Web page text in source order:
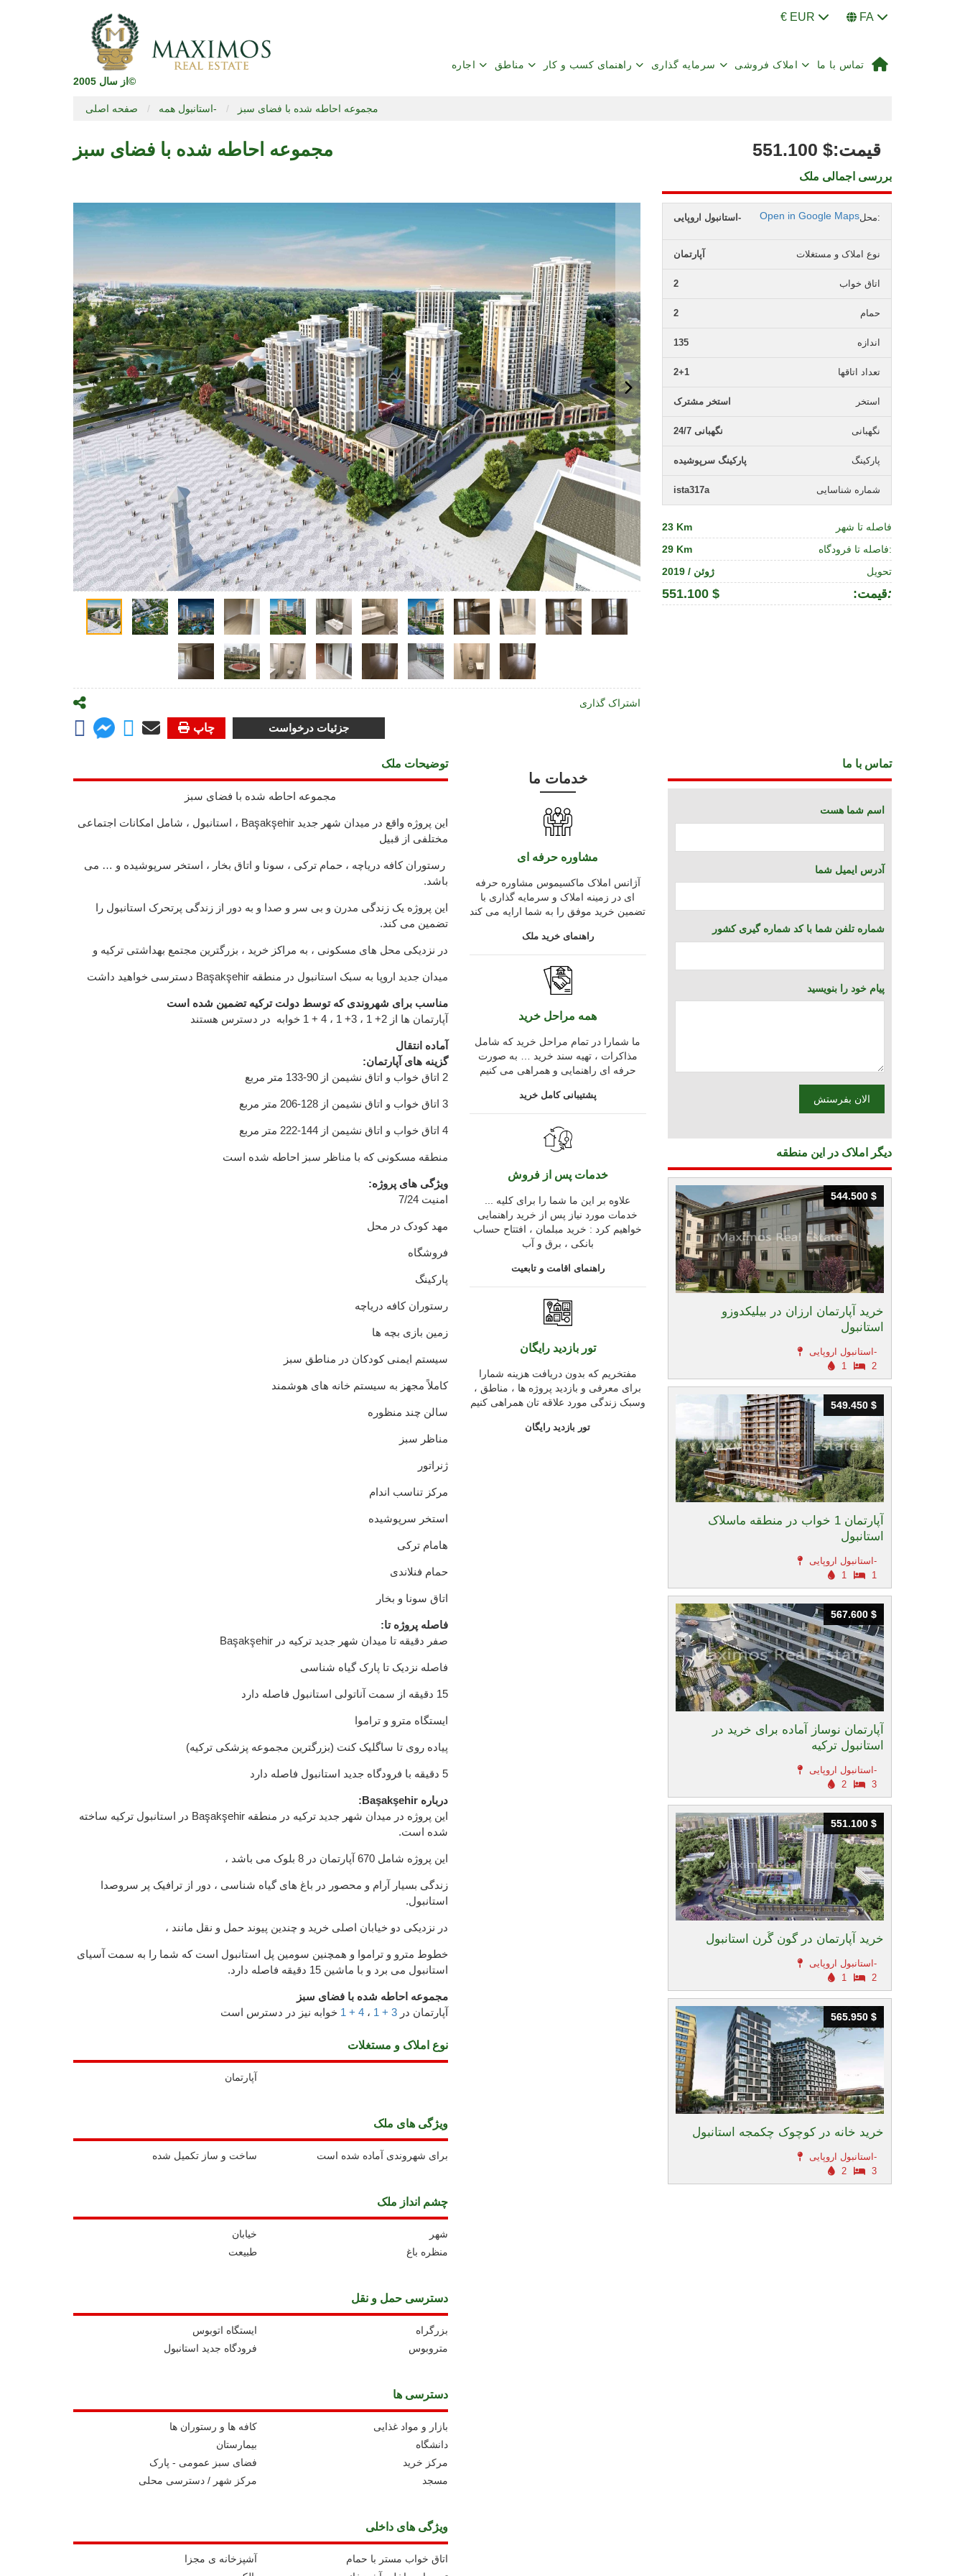
€ EUR FA
از سال 2005©
اجاره مناطق راهنمای کسب و کار سرمایه گذاری املاک فروشی تماس با ما
صفحه اصلی استانبول همه- مجموعه احاطه شده با فضای سبز
مجموعه احاطه شده با فضای سبز :قیمت 551.100 $
اشتراک گذاری
چاپ جزئیات درخواست
بررسی اجمالی ملک
محل: استانبول اروپایی- Open in Google Maps
نوع املاک و مستغلات آپارتمان
اتاق خواب 2
حمام 2
اندازه 135
تعداد اتاقها 2+1
استخر استخر مشترک
نگهبانی نگهبانی 24/7
پارکینگ پارکینگ سرپوشیده
شماره شناسایی ista317a
فاصله تا شهر
23 Km
فاصله تا فرودگاه:
29 Km
تحویل
ژوئن / 2019
:قیمت:
551.100 $
توضیحات ملک
مجموعه احاطه شده با فضای سبز
این پروژه واقع در میدان شهر جدید Başakşehir ، استانبول ، شامل امکانات اجتماعی
مختلفی از قبیل
رستوران کافه دریاچه ، حمام ترکی ، سونا و اتاق بخار ، استخر سرپوشیده و … می
باشد.
این پروژه یک زندگی مدرن و بی سر و صدا و به دور از زندگی پرتحرک استانبول را
تضمین می کند.
در نزدیکی محل های مسکونی ، به مراکز خرید ، بزرگترین مجتمع بهداشتی ترکیه و
میدان جدید اروپا به سبک استانبول در منطقه Başakşehir دسترسی خواهید داشت
مناسب برای شهروندی که توسط دولت ترکیه تضمین شده است
آپارتمان ها از 2+ 1 ، 3+ 1 ، 4 + 1 خوابه در دسترس هستند
آماده انتقال
گزینه های آپارتمان:
2 اتاق خواب و اتاق نشیمن از 90-133 متر مربع
3 اتاق خواب و اتاق نشیمن از 128-206 متر مربع
4 اتاق خواب و اتاق نشیمن از 144-222 متر مربع
منطقه مسکونی که با مناظر سبز احاطه شده است
ویژگی های پروژه:
امنیت 7/24
مهد کودک در محل
فروشگاه
پارکینگ
رستوران کافه دریاچه
زمین بازی بچه ها
سیستم ایمنی کودکان در مناطق سبز
کاملاً مجهز به سیستم خانه های هوشمند
سالن چند منظوره
مناظر سبز
ژنراتور
مرکز تناسب اندام
استخر سرپوشیده
هامام ترکی
حمام فنلاندی
اتاق سونا و بخار
فاصله پروژه تا:
صفر دقیقه تا میدان شهر جدید ترکیه در Başakşehir
فاصله نزدیک تا پارک گیاه شناسی
15 دقیقه از سمت آناتولی استانبول فاصله دارد
ایستگاه مترو و تراموا
پیاده روی تا ساگلیک کنت (بزرگترین مجموعه پزشکی ترکیه)
5 دقیقه با فرودگاه جدید استانبول فاصله دارد
درباره Başakşehir:
این پروژه در میدان شهر جدید ترکیه در منطقه Başakşehir در استانبول ترکیه ساخته
شده است.
این پروژه شامل 670 آپارتمان در 8 بلوک می باشد ،
زندگی بسیار آرام و محصور در باغ های گیاه شناسی ، دور از ترافیک پر سروصدا
استانبول.
در نزدیکی دو خیابان اصلی خرید و چندین پیوند حمل و نقل مانند ،
خطوط مترو و تراموا و همچنین سومین پل استانبول است که شما را به سمت آسیای
استانبول می برد و با ماشین 15 دقیقه فاصله دارد.
مجموعه احاطه شده با فضای سبز
آپارتمان در3 + 1 ،4 + 1 خوابه نیز در دسترس است
نوع املاک و مستغلات
آپارتمان
ويژگی های ملک
ساخت و ساز تکمیل شده برای شهروندی آماده شده است
چشم انداز ملک
خیابان
شهر
طبیعت
منظره باغ
دسترسی حمل و نقل
ايستگاه اتوبوس
بزرگراه
فرودگاه جدید استانبول
متروبوس
دسترسی ها
کافه ها و رستوران ها
بازار و مواد غذایی
بیمارستان
دانشگاه
فضای سبز عمومی - پارک
مرکز خرید
مرکز شهر / دسترسی محلی
مسجد
ویژگی های داخلی
آشپزخانه ی مجزا
اتاق خواب مستر با حمام
خدمات ما
مشاوره حرفه ای
آژانس املاک ماکسیموس مشاوره حرفه
ای در زمینه املاک و سرمایه گذاری با
تضمین خرید موفق را به شما ارایه می کند
راهنمای خرید ملک
همه مراحل خرید
ما شمارا در تمام مراحل خرید که شامل
مذاکرات ، تهیه سند خرید … به صورت
حرفه ای راهنمایی و همراهی می کنیم
پشتیبانی کامل خرید
خدمات پس از فروش
خدمات مورد نیاز پس از خرید راهنمایی
خواهیم کرد : خرید مبلمان ، افتتاح حساب
بانکی ، برق و آب
راهنمای اقامت و تابعیت
تور بازدید رایگان
مفتخریم که بدون دریافت هزینه شمارا
برای معرفی و بازدید پروژه ها ، مناطق ،
وسبک زندگی مورد علاقه تان همراهی کنیم
تور بازدید رایگان
تماس با ما
اسم شما هست
آدرس ایمیل شما
شماره تلفن شما با کد شماره گیری کشور
پیام خود را بنویسید
دیگر املاک در این منطقه
خرید آپارتمان ارزان در بیلیکدوزو
استانبول
استانبول اروپایی-
2
1
544.500 $
544.500 $
آپارتمان 1 خواب در منطقه ماسلاک
استانبول
استانبول اروپایی-
1
1
549.450 $
549.450 $
آپارتمان نوساز آماده برای خرید در
استانبول ترکیه
استانبول اروپایی-
3
2
567.600 $
567.600 $
خرید آپارتمان در گون گُرن استانبول
استانبول اروپایی-
2
1
551.100 $
551.100 $
خرید خانه در کوچوک چکمجه استانبول
استانبول اروپایی-
3
2
565.950 $
565.950 $